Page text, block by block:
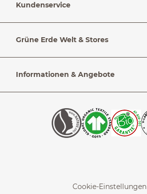
Kundenservice
Grüne Erde Welt & Stores
Informationen & Angebote
Cookie-Einstellungen